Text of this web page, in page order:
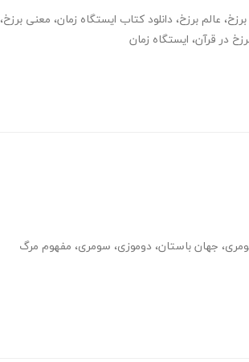
برزخ، عالم برزخ، دانلود کتاب ایستگاه زمان، معنی برزخ،
در قرآن، ایستگاه زمان
، جهان باستان، دوموزی، سومری، مفهوم مرگ